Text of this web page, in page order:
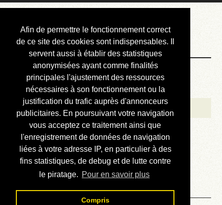
Afin de permettre le fonctionnement correct
de ce site des cookies sont indispensables. Il
servent aussi à établir des statistiques
anonymisées ayant comme finalités
principales l'ajustement des ressources
nécessaires à son fonctionnement ou la
justification du trafic auprès d'annonceurs
publicitaires. En poursuivant votre navigation
vous acceptez ce traitement ainsi que
l'enregistrement de données de navigation
liées à votre adresse IP, en particulier à des
fins statistiques, de debug et de lutte contre
le piratage. Pour en savoir plus
Compris
Courbis, « LE »
Blog Officiel
Bienvenue
Réalisations
Divers (et d’été)
Annonces
Liens externes
Téléchargement
Contact